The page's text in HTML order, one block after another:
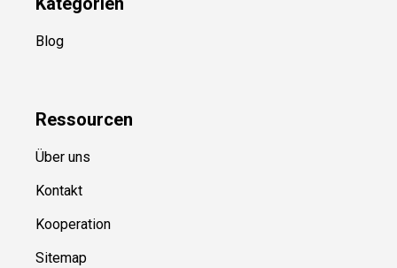
Blog
Ressourcen
Über uns
Kontakt
Kooperation
Sitemap